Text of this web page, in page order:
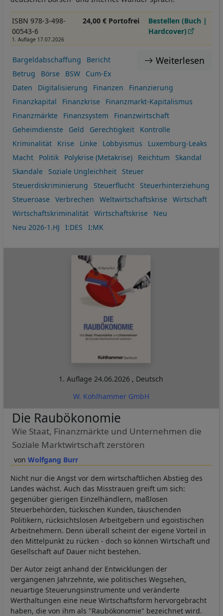
ISBN 978-3-498-
00543-6
1. Auflage 17.07.2026
24,00 € Portofrei
Bestellen (Buch |
Hardcover)
Weiterlesen
Bargeldabschaffung
Bericht
Betrug
Börse BSW
Cum-Ex
Daten
Digitalisierung Finanzen
Finanzierung
Finanzkapital
Finanzkrise
Finanzmarkt-Kapitalismus
Finanzmärkte
Finanzsystem
Finanzwirtschaft
Geheimdienste
Geld Gerechtigkeit
Kontrolle
Kriminalität
Krise Linke Lobbyismus
Luxemburg-Leaks
Macht
Politik Polykrise (Metakrise) Reichtum
Skandal
Skandale
Soziale Ungleichheit
Steuer
Steuerdiskriminierung
Steuerflucht
Steuerhinterziehung
Steueroase
Verbrechen Weltwirtschaftskrise
Wirtschaft
Wirtschaftskriminalität
Wirtschaftskrise
Neu
Neu 2026-1.HJ
I:DES I:MK
1. Auflage 24.06.2026 , Deutsch
W. Kohlhammer GmbH
Wolfgang Burr
Die Raubökonomie
Wie Staat, Finanzmärkte und Unternehmen die
Soziale Marktwirtschaft zerstören
Nicht nur die Angst vor dem wirtschaftlichen Abstieg des
Landes wächst. Auch das Misstrauen greift um sich:
gegenüber gierigen Einzelhändlern, maßlosen
Steuerbehörden, tückischen Kunden, täuschenden
Politikern, rücksichtslosen Arbeitgebern und egoistischen
Arbeitnehmern. Denn überall scheint der eigene Vorteil in
den Mittelpunkt zu rücken - doch so können Wirtschaft und
Gesellschaft auf Dauer nicht bestehen.
Der Autor zeigt anhand der Entwicklungen der
vergangenen Jahrzehnte, wie politisches Wegsehen,
neuartige Steuerungsinstrumente und veränderte
Werthaltungen eine neue Wirtschaftsform hervorgebracht
haben, die von ihm als "Raubökonomie" bezeichnet wird.